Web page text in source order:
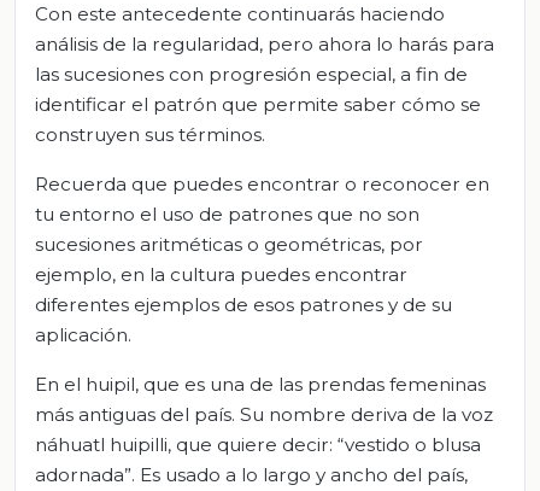
Con este antecedente continuarás haciendo
análisis de la regularidad, pero ahora lo harás para
las sucesiones con progresión especial, a fin de
identificar el patrón que permite saber cómo se
construyen sus términos.
Recuerda que puedes encontrar o reconocer en
tu entorno el uso de patrones que no son
sucesiones aritméticas o geométricas, por
ejemplo, en la cultura puedes encontrar
diferentes ejemplos de esos patrones y de su
aplicación.
En el huipil, que es una de las prendas femeninas
más antiguas del país. Su nombre deriva de la voz
náhuatl huipilli, que quiere decir: “vestido o blusa
adornada”. Es usado a lo largo y ancho del país,